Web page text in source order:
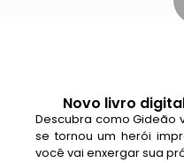
Novo livro
Descubra como Gideão
se tornou um herói
você vai enxergar sua